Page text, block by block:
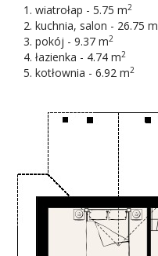
wiatrołap - 5.75 m2
kuchnia, salon - 26.75 m
pokój - 9.37 m2
łazienka - 4.74 m2
kotłownia - 6.92 m2